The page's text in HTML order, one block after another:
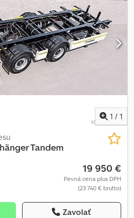
a predáva sa bez záruky.
identifikáciu. Všetky údaje sú
predaj vyhradené. Za
1 / 1
Tandem
19 950 €
Pevná cena plus DPH
(23 740 € brutto)
Zavolať